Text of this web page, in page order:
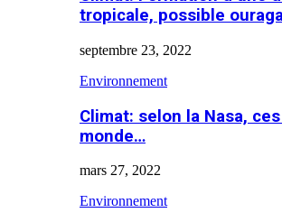
tropicale, possible
septembre 23, 2022
Environnement
Climat: selon la Nasa,
monde…
mars 27, 2022
Environnement